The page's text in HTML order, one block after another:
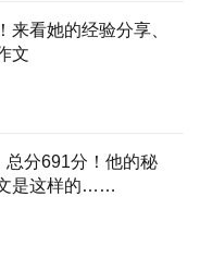
来看她的经验分享、
文
总分691分！他的秘
是这样的……